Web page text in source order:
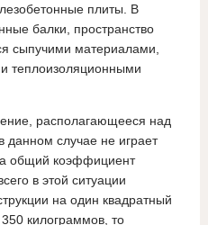
плиты. В
балки, пространство
сыпучими материалами,
теплоизоляционными
располагающееся над
данном случае не играет
общий коэффициент
в этой ситуации
на один квадратный
килограммов, то